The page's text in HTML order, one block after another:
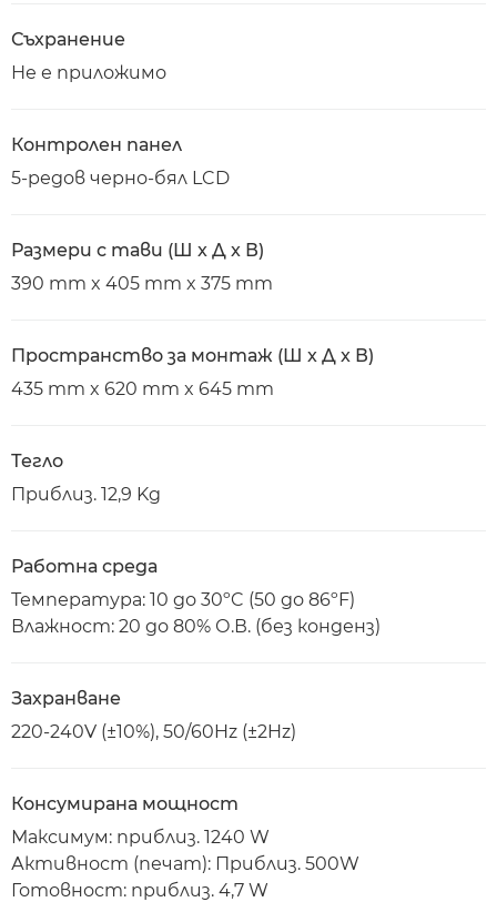
Съхранение
Не е приложимо
Контролен панел
5-редов черно-бял LCD
Размери с тави (Ш x Д x В)
390 mm x 405 mm x 375 mm
Пространство за монтаж (Ш x Д x В)
435 mm x 620 mm x 645 mm
Тегло
Приблиз. 12,9 Kg
Работна среда
Температура: 10 до 30ºC (50 до 86ºF)
Влажност: 20 до 80% О.В. (без конденз)
Захранване
220-240V (±10%), 50/60Hz (±2Hz)
Консумирана мощност
Максимум: приблиз. 1240 W
Активност (печат): Приблиз. 500W
Готовност: приблиз. 4,7 W